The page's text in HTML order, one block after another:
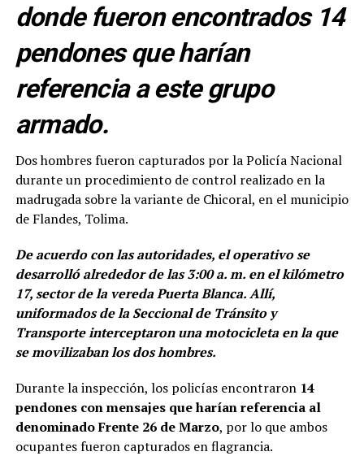
donde fueron encontrados 14
pendones que harían
referencia a este grupo
armado.
Dos hombres fueron capturados por la Policía Nacional
durante un procedimiento de control realizado en la
madrugada sobre la variante de Chicoral, en el municipio
de Flandes, Tolima.
De acuerdo con las autoridades, el operativo se
desarrolló alrededor de las 3:00 a. m. en el kilómetro
17, sector de la vereda Puerta Blanca. Allí,
uniformados de la Seccional de Tránsito y
Transporte interceptaron una motocicleta en la que
se movilizaban los dos hombres.
Durante la inspección, los policías encontraron 14
pendones con mensajes que harían referencia al
denominado Frente 26 de Marzo, por lo que ambos
ocupantes fueron capturados en flagrancia.